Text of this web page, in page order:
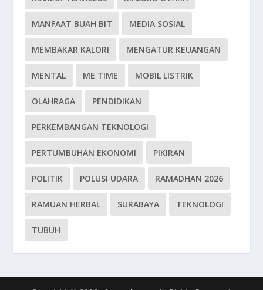
MANFAAT BUAH BIT MEDIA SOSIAL
MEMBAKAR KALORI MENGATUR KEUANGAN
MENTAL ME TIME MOBIL LISTRIK
OLAHRAGA PENDIDIKAN
PERKEMBANGAN TEKNOLOGI
PERTUMBUHAN EKONOMI PIKIRAN
POLITIK POLUSI UDARA RAMADHAN 2026
RAMUAN HERBAL SURABAYA TEKNOLOGI
TUBUH